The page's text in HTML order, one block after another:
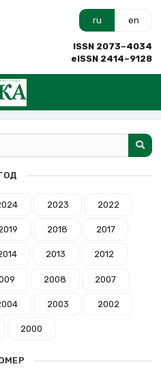
ru en
ISSN 2073–4034
eISSN 2414–9128
2023 2022
2018 2017
2013 2012
2008 2007
2003 2002
2000